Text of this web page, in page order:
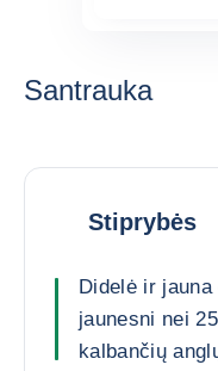
Santrauka
Stiprybės
Didelė ir
jaunesni nei
kalbančių